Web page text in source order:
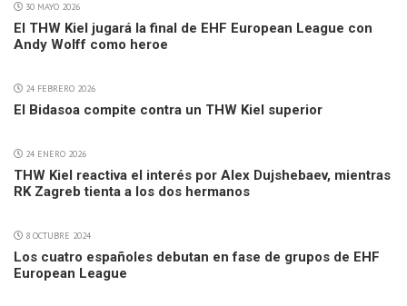
30 MAYO 2026
El THW Kiel jugará la final de EHF European League con
Andy Wolff como heroe
24 FEBRERO 2026
El Bidasoa compite contra un THW Kiel superior
24 ENERO 2026
THW Kiel reactiva el interés por Alex Dujshebaev, mientras
RK Zagreb tienta a los dos hermanos
8 OCTUBRE 2024
Los cuatro españoles debutan en fase de grupos de EHF
European League